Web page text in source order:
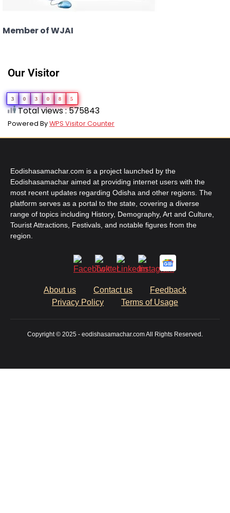
Member of WJAI
Our Visitor
3 0 3 0 8 5
Total views : 575843
Powered ByWPS Visitor Counter
Eodishasamachar.com is a project launched by the
Eodishasamachar aimed at providing internet users with the
most recent updates regarding Odisha and other regions. The
platform serves as a portal to the state, covering a diverse
range of topics including History, Demography, Art and Culture,
Tourist Attractions, Festivals, and notable figures from the
region.
About us Contact us
Feedback
Privacy Policy
Terms of Usage
Copyright © 2025 - eodishasamachar.com All Rights Reserved.